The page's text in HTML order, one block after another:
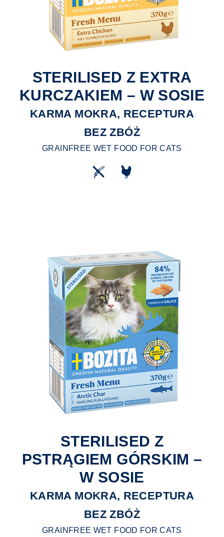
STERILISED Z EXTRA
KURCZAKIEM – W SOSIE
KARMA MOKRA, RECEPTURA
BEZ ZBÓŻ
GRAINFREE WET FOOD FOR CATS
STERILISED Z
PSTRĄGIEM GÓRSKIM –
W SOSIE
KARMA MOKRA, RECEPTURA
BEZ ZBÓŻ
GRAINFREE WET FOOD FOR CATS